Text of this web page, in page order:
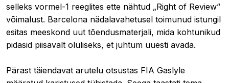
selleks vormel-1 reeglites ette nähtud „Right of Review”
võimalust. Barcelona nädalavahetusel toimunud istungil
esitas meeskond uut tõendusmaterjali, mida kohtunikud
pidasid piisavalt oluliseks, et juhtum uuesti avada.
Pärast täiendavat arutelu otsustas FIA Gaslyle